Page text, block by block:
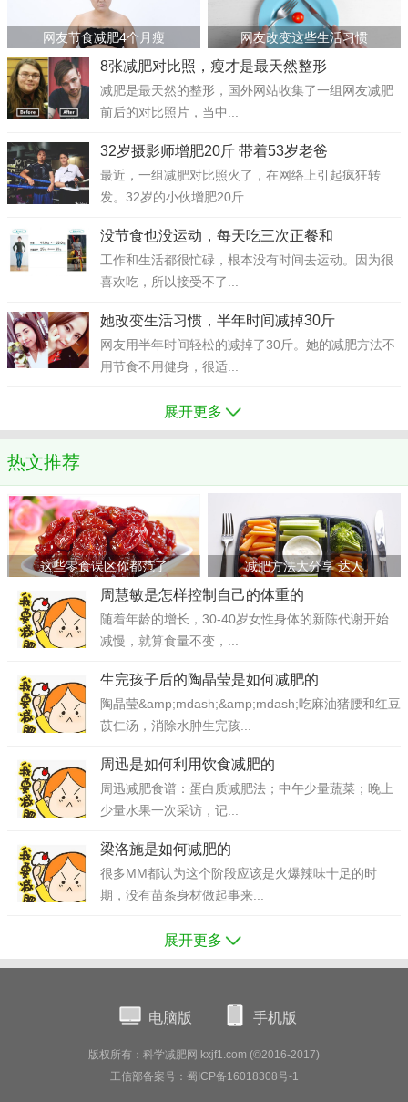
网友节食减肥4个月瘦 网友改变这些生活习惯
8张减肥对比照，瘦才是最天然整形
减肥是最天然的整形，国外网站收集了一组网友减肥
前后的对比照片，当中...
32岁摄影师增肥20斤 带着53岁老爸
最近，一组减肥对比照火了，在网络上引起疯狂转
发。32岁的小伙增肥20斤...
没节食也没运动，每天吃三次正餐和
工作和生活都很忙碌，根本没有时间去运动。因为很
喜欢吃，所以接受不了...
她改变生活习惯，半年时间减掉30斤
网友用半年时间轻松的减掉了30斤。她的减肥方法不
用节食不用健身，很适...
展开更多
热文推荐
这些零食误区你都范了 减肥方法大分享 达人
周慧敏是怎样控制自己的体重的
随着年龄的增长，30-40岁女性身体的新陈代谢开始
减慢，就算食量不变，...
生完孩子后的陶晶莹是如何减肥的
陶晶莹&amp;mdash;&amp;mdash;吃麻油猪腰和红豆
苡仁汤，消除水肿生完孩...
周迅是如何利用饮食减肥的
周迅减肥食谱：蛋白质减肥法；中午少量蔬菜；晚上
少量水果一次采访，记...
梁洛施是如何减肥的
很多MM都认为这个阶段应该是火爆辣味十足的时
期，没有苗条身材做起事来...
展开更多
电脑版 手机版
版权所有：科学减肥网 kxjf1.com (©2016-2017)
工信部备案号：蜀ICP备16018308号-1